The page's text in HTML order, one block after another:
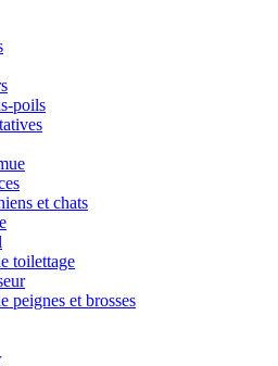
poils
et chats
toilettage
peignes et brosses